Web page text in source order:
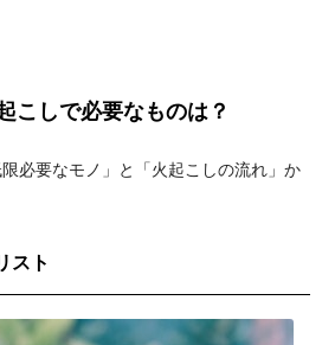
こしで必要なものは？
必要なモノ」と「火起こしの流れ」か
スト